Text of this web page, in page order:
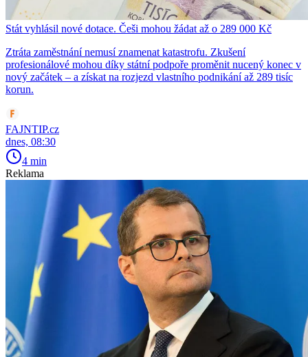
Stát vyhlásil nové dotace. Češi mohou žádat až o 289 000 Kč
Ztráta zaměstnání nemusí znamenat katastrofu. Zkušení
profesionálové mohou díky státní podpoře proměnit nucený konec v
nový začátek – a získat na rozjezd vlastního podnikání až 289 tisíc
korun.
FAJNTIP.cz
dnes, 08:30
4 min
Reklama